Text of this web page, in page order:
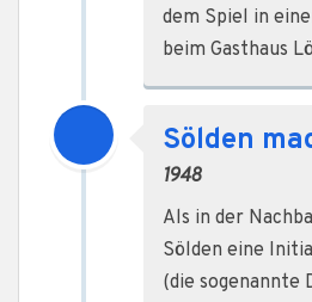
dem Spiel in
beim Gasthaus
Sölden
1948
Als in der
Sölden eine
(die sogenannte